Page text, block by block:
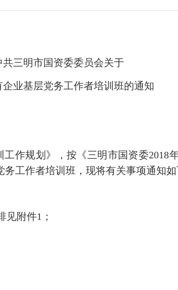
共三明市国资委委员会关于
企业基层党务工作者培训班的通知
作规划》，按《三明市国资委2018
工作者培训班，现将有关事项通知如
见附件1；